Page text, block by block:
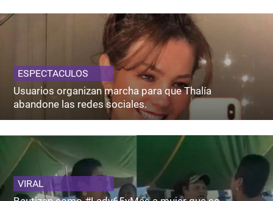
ESPECTACULOS
Usuarios organizan marcha para que Thalía
abandone las redes sociales.
VIRAL